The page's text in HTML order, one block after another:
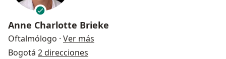
Anne Charlotte Brieke
Oftalmólogo · Ver más
Bogotá 2 direcciones